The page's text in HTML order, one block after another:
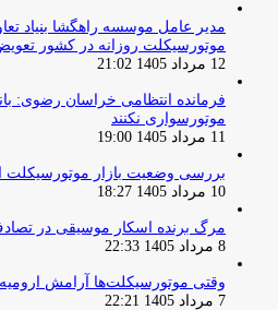
مدیر عامل موسسه راهگشا بنیاد
موتورسیکلت روزانه در کشور
12 مرداد 1405 21:02
فرمانده انتظامی خراسان رضوی:
موتورسواری نکنند
11 مرداد 1405 19:00
بررسی وضعیت بازار موتورسیکلت
10 مرداد 1405 18:27
مرگ برنده اسکار موسیقی در
8 مرداد 1405 22:33
وقتی موتورسیکلت‌ها آرامش ارومیه
7 مرداد 1405 22:21